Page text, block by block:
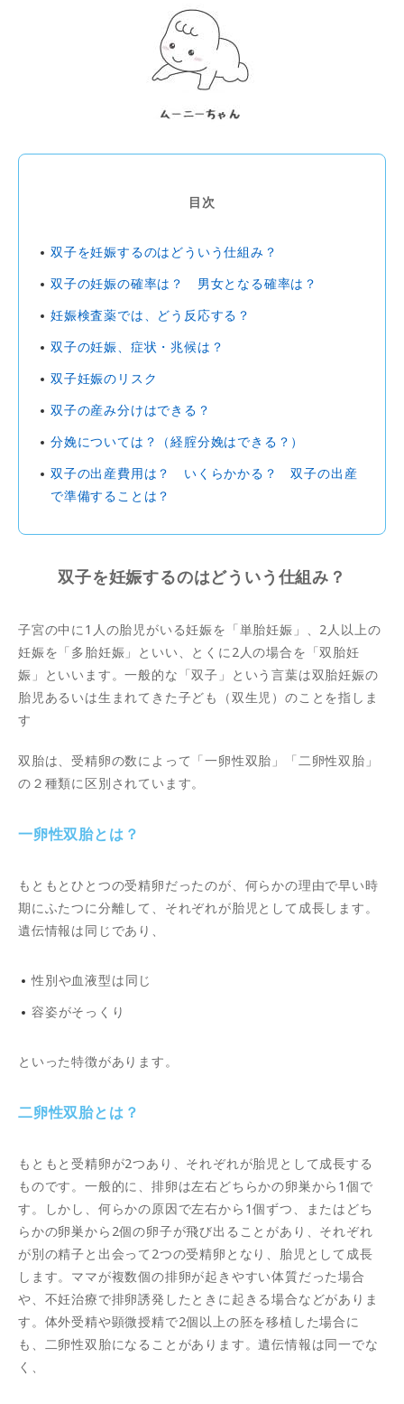
目次
双子を妊娠するのはどういう仕組み？
双子の妊娠の確率は？ 男女となる確率は？
妊娠検査薬では、どう反応する？
双子の妊娠、症状・兆候は？
双子妊娠のリスク
双子の産み分けはできる？
分娩については？（経腟分娩はできる？）
双子の出産費用は？ いくらかかる？ 双子の出産
で準備することは？
双子を妊娠するのはどういう仕組み？
子宮の中に1人の胎児がいる妊娠を「単胎妊娠」、2人以上の
妊娠を「多胎妊娠」といい、とくに2人の場合を「双胎妊
娠」といいます。一般的な「双子」という言葉は双胎妊娠の
胎児あるいは生まれてきた子ども（双生児）のことを指しま
す
双胎は、受精卵の数によって「一卵性双胎」「二卵性双胎」
の２種類に区別されています。
一卵性双胎とは？
もともとひとつの受精卵だったのが、何らかの理由で早い時
期にふたつに分離して、それぞれが胎児として成長します。
遺伝情報は同じであり、
性別や血液型は同じ
容姿がそっくり
といった特徴があります。
二卵性双胎とは？
もともと受精卵が2つあり、それぞれが胎児として成長する
ものです。一般的に、排卵は左右どちらかの卵巣から1個で
す。しかし、何らかの原因で左右から1個ずつ、またはどち
らかの卵巣から2個の卵子が飛び出ることがあり、それぞれ
が別の精子と出会って2つの受精卵となり、胎児として成長
します。ママが複数個の排卵が起きやすい体質だった場合
や、不妊治療で排卵誘発したときに起きる場合などがありま
す。体外受精や顕微授精で2個以上の胚を移植した場合に
も、二卵性双胎になることがあります。遺伝情報は同一でな
く、